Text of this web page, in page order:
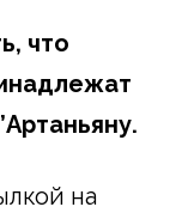
что
на